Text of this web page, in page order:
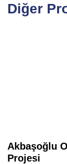
Diğer
Akbaşoğlu
Projesi